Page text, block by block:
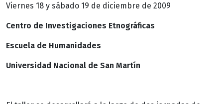
Viernes 18 y sábado 19 de diciembre de 2009
Centro de Investigaciones Etnográficas
Escuela de Humanidades
Universidad Nacional de San Martín